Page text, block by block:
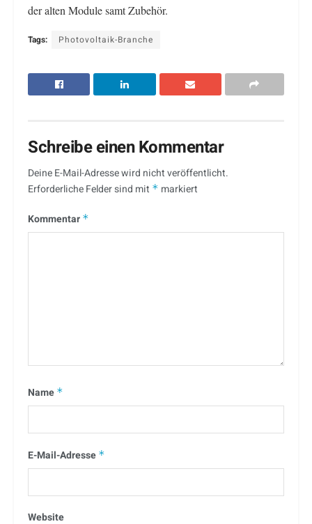
der alten Module samt Zubehör.
Tags: Photovoltaik-Branche
Schreibe einen Kommentar
Deine E-Mail-Adresse wird nicht veröffentlicht.
Erforderliche Felder sind mit * markiert
Kommentar *
Name *
E-Mail-Adresse *
Website